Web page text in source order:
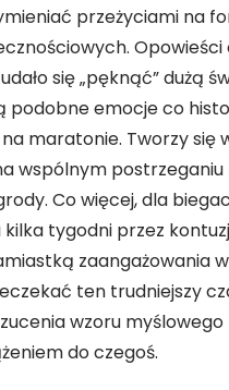
przeżyciami na
Opowieści
się „pęknąć” dużą
podobne emocje co
maratonie. Tworzy się
wspólnym postrzeganiu
Co więcej, dla
kilka tygodni przez
zaangażowania w
ten trudniejszy
wzoru myślowego
do czegoś.